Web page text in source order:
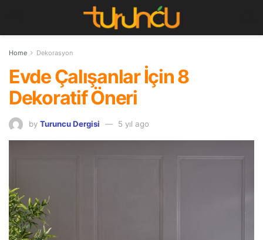
Home Dekorasyon
Evde Çalışanlar İçin 8
Dekoratif Öneri
by Turuncu Dergisi 5 yıl ago